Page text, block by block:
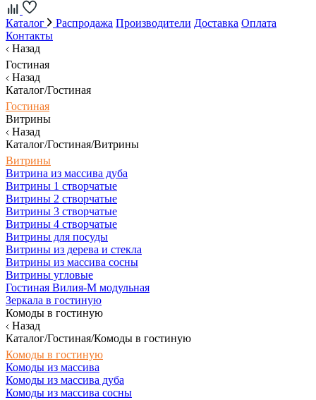
Каталог Распродажа Производители Доставка Оплата
Контакты
Назад
Гостиная
Назад
Каталог/Гостиная
Гостиная
Витрины
Назад
Каталог/Гостиная/Витрины
Витрины
Витрина из массива дуба
Витрины 1 створчатые
Витрины 2 створчатые
Витрины 3 створчатые
Витрины 4 створчатые
Витрины для посуды
Витрины из дерева и стекла
Витрины из массива сосны
Витрины угловые
Гостиная Вилия-М модульная
Зеркала в гостиную
Комоды в гостиную
Назад
Каталог/Гостиная/Комоды в гостиную
Комоды в гостиную
Комоды из массива
Комоды из массива дуба
Комоды из массива сосны